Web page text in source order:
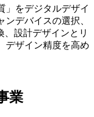
」をデジタルデザイ
デバイスの選択、
設計デザインとリ
デザイン精度を高め
業